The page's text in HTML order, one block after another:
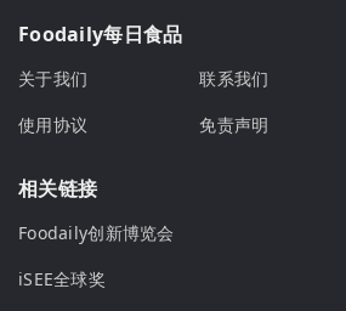
Foodaily每日食品
关于我们 联系我们
使用协议
免责声明
相关链接
Foodaily创新博览会
iSEE全球奖